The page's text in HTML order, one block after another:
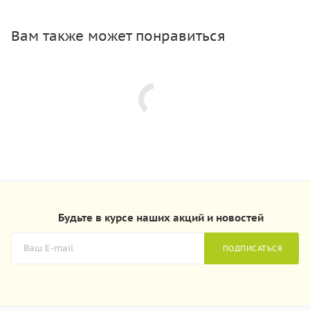
Вам также может понравиться
Будьте в курсе наших акций и новостей
ПОДПИСАТЬСЯ